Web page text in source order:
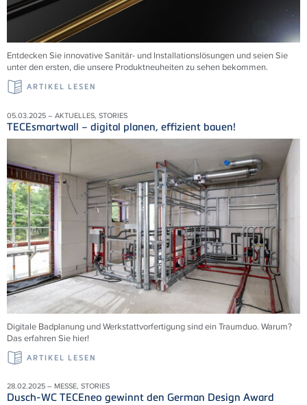
Entdecken Sie innovative Sanitär- und Installationslösungen und seien Sie
unter den ersten, die unsere Produktneuheiten zu sehen bekommen.
ARTIKEL LESEN
05.03.2025 – AKTUELLES, STORIES
TECEsmartwall – digital planen, effizient bauen!
Digitale Badplanung und Werkstattvorfertigung sind ein Traumduo. Warum?
Das erfahren Sie hier!
ARTIKEL LESEN
28.02.2025 – MESSE, STORIES
Dusch-WC TECEneo gewinnt den German Design Award